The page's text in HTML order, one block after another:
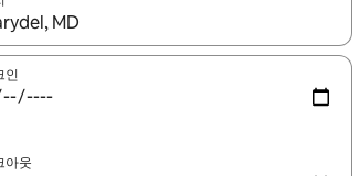
가 나오면 위·아래 화살표 키를 사용하거나 터치 또
인
아웃